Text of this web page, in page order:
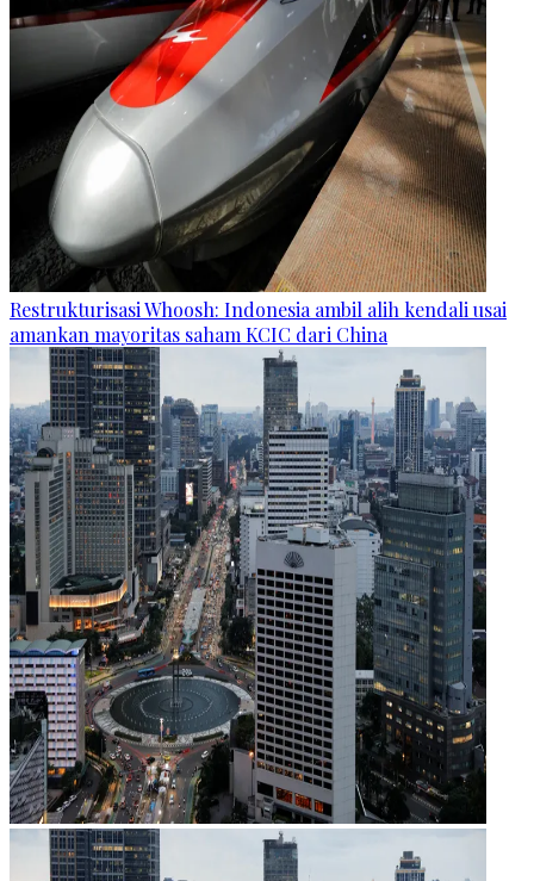
Restrukturisasi Whoosh: Indonesia ambil alih kendali usai
amankan mayoritas saham KCIC dari China